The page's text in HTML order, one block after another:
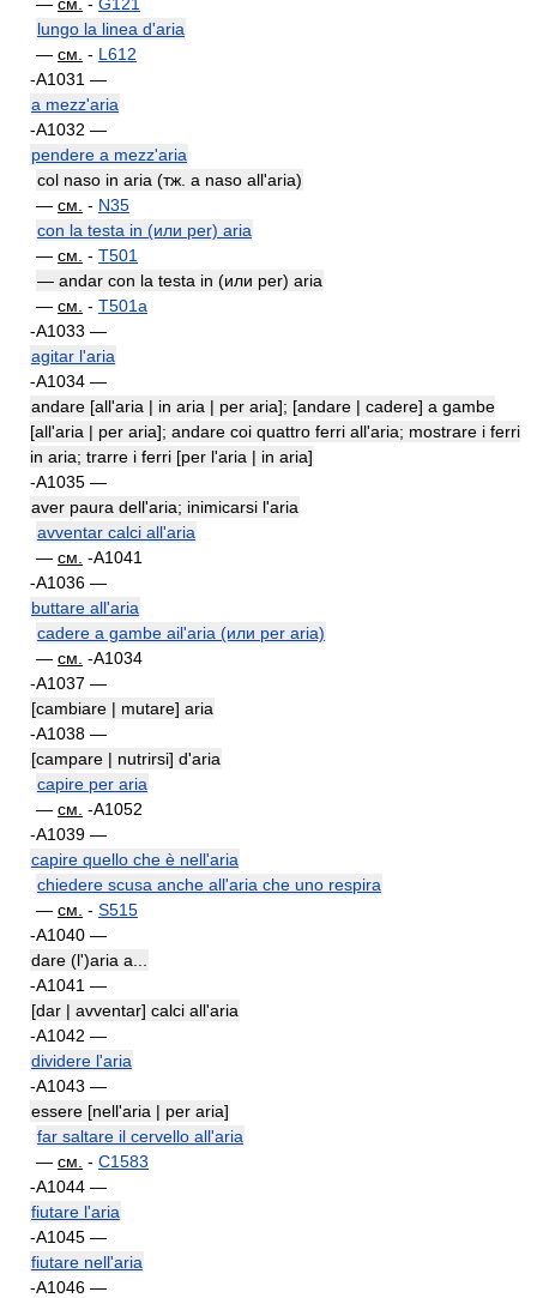
lungo la linea d'aria
— см. - L612
-A1031 —
a mezz'aria
-A1032 —
pendere a mezz'aria
col naso in aria (тж. a naso all'aria)
— см. - N35
con la testa in (или per) aria
— см. - T501
— andar con la testa in (или per) aria
— см. - T501a
-A1033 —
agitar l'aria
-A1034 —
andare [all'aria | in aria | per aria]; [andare | cadere] a gambe
[all'aria | per aria]; andare coi quattro ferri all'aria; mostrare i ferri
in aria; trarre i ferri [per l'aria | in aria]
-A1035 —
aver paura dell'aria; inimicarsi l'aria
avventar calci all'aria
— см. -A1041
-A1036 —
buttare all'aria
cadere a gambe ail'aria (или per aria)
— см. -A1034
-A1037 —
[cambiare | mutare] aria
-A1038 —
[campare | nutrirsi] d'aria
capire per aria
— см. -A1052
-A1039 —
capire quello che è nell'aria
chiedere scusa anche all'aria che uno respira
— см. - S515
-A1040 —
dare (l')aria a...
-A1041 —
[dar | avventar] calci all'aria
-A1042 —
dividere l'aria
-A1043 —
essere [nell'aria | per aria]
far saltare il cervello all'aria
— см. - C1583
-A1044 —
fiutare l'aria
-A1045 —
fiutare nell'aria
-A1046 —